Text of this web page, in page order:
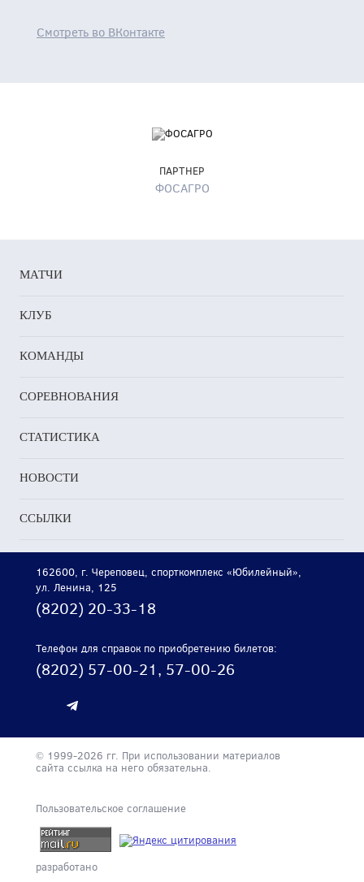
Смотреть во ВКонтакте
ПАРТНЕР
ФОСАГРО
МАТЧИ
КЛУБ
КОМАНДЫ
СОРЕВНОВАНИЯ
СТАТИСТИКА
НОВОСТИ
ССЫЛКИ
162600, г. Череповец, спорткомплекс «Юбилейный»,
ул. Ленина, 125
(8202) 20-33-18
Телефон для справок по приобретению билетов:
(8202) 57-00-21, 57-00-26
© 1999-2026 гг. При использовании материалов
сайта ссылка на него обязательна.
Пользовательское соглашение
разработано